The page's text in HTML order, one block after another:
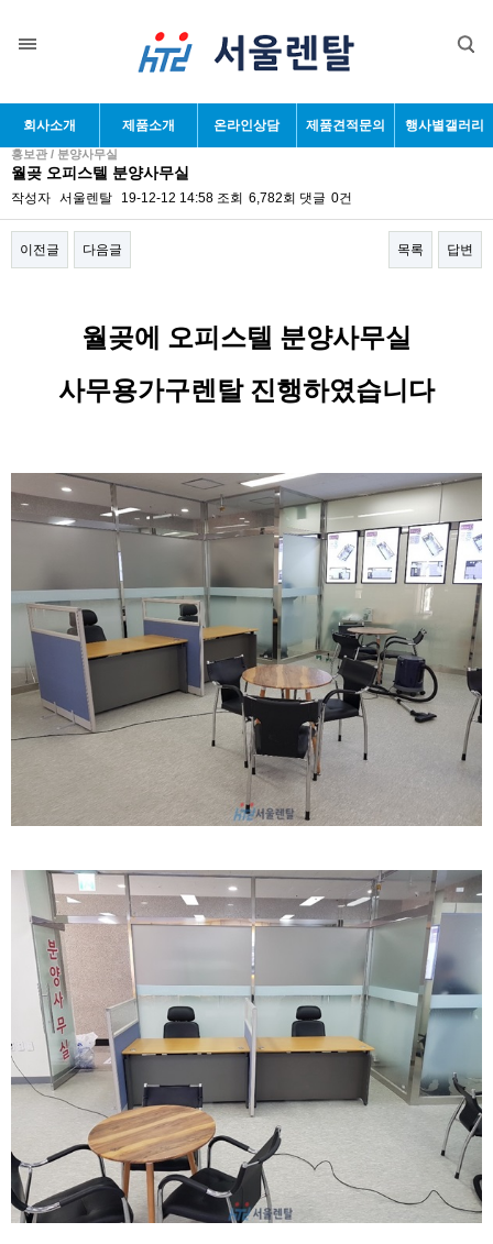
회사소개 제품소개 온라인상담 제품견적문의 행사별갤러리
홍보관 / 분양사무실
월곶 오피스텔 분양사무실
작성자 서울렌탈 19-12-12 14:58 조회 6,782회 댓글 0건
이전글 다음글 목록 답변
월곶에 오피스텔 분양사무실
사무용가구렌탈 진행하였습니다